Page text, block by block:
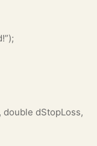
dStopLoss,